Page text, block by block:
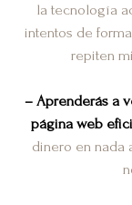
la tecnología
intentos de
repiten
– Aprenderás a
página web
dinero en nada